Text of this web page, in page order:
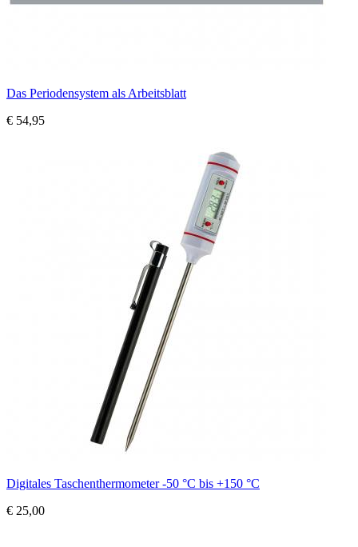
Das Periodensystem als Arbeitsblatt
€ 54,95
Digitales Taschenthermometer -50 °C bis +150 °C
€ 25,00